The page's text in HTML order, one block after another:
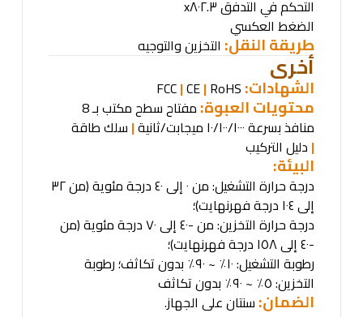
التحكم في التدفق ٨٠٢.٣
x
الضغط العكسي
طريقة النقل: التخزين والتوجيه
أخرى
الشهادات:
FCC|CE|RoHS
محتويات العبوة:
مفتاح سطح مكتب بـ 8
منافذ بسرعة ١٠/١٠٠/١٠٠٠ ميجابت/ثانية
| سلك طاقة
| دليل التركيب
البيئة:
درجة حرارة التشغيل: من ٠ إلى ٤٠ درجة مئوية (من ٣٢
إلى ١٠٤ درجة فهرنهايت)؛
درجة حرارة التخزين: من -٤٠ إلى ٧٠ درجة مئوية (من
-٤٠ إلى ١٥٨ درجة فهرنهايت)؛
رطوبة التشغيل: ١٠٪ ~ ٩٠٪ بدون تكاثف؛ رطوبة
التخزين: ٥٪ ~ ٩٠٪ بدون تكاثف
الضمان: سنتان على الجهاز.